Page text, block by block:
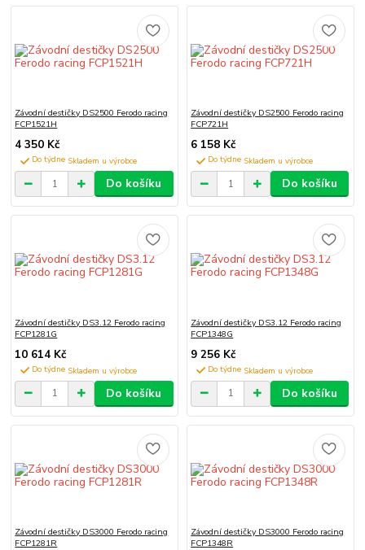
Závodní destičky DS2500 Ferodo racing
FCP1521H
4 350 Kč
Do týdne
Do košíku
Závodní destičky DS2500 Ferodo racing
FCP721H
6 158 Kč
Do týdne
Do košíku
Závodní destičky DS3.12 Ferodo racing
FCP1281G
10 614 Kč
Do týdne
Do košíku
Závodní destičky DS3.12 Ferodo racing
FCP1348G
9 256 Kč
Do týdne
Do košíku
Závodní destičky DS3000 Ferodo racing
FCP1281R
Závodní destičky DS3000 Ferodo racing
FCP1348R